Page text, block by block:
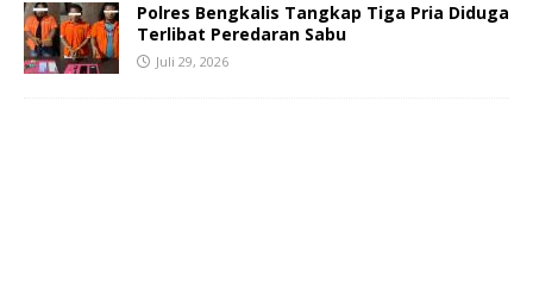
Polres Bengkalis Tangkap Tiga Pria Diduga
Terlibat Peredaran Sabu
Juli 29, 2026